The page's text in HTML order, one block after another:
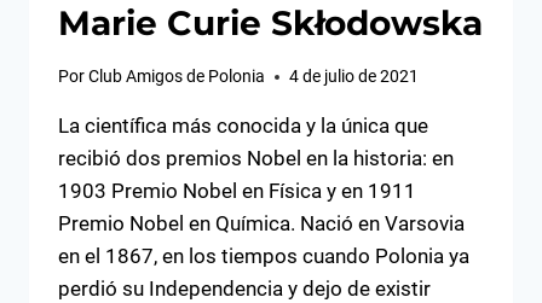
Marie Curie Skłodowska
PorClub Amigos de Polonia 4 de julio de 2021
La científica más conocida y la única que
recibió dos premios Nobel en la historia: en
1903 Premio Nobel en Física y en 1911
Premio Nobel en Química. Nació en Varsovia
en el 1867, en los tiempos cuando Polonia ya
perdió su Independencia y dejo de existir